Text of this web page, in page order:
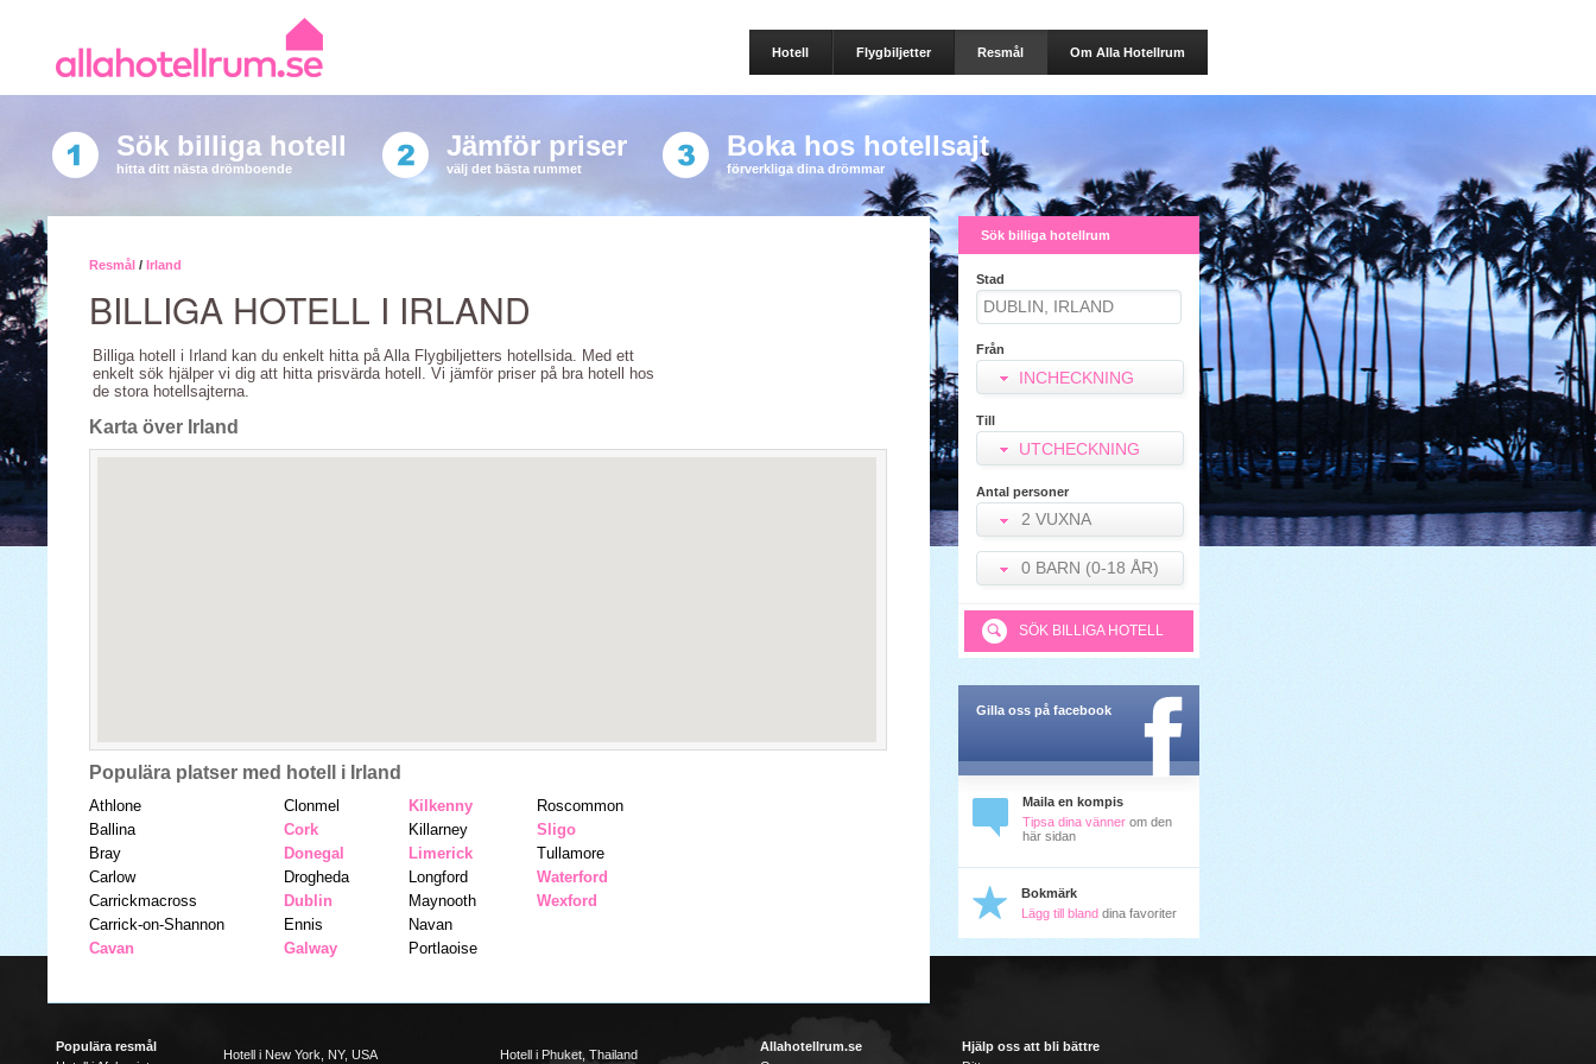
Hotell Flygbiljetter Resmål Om Alla Hotellrum
Sök billiga hotell
hitta ditt nästa drömboende
Jämför priser
välj det bästa rummet
Boka hos hotellsajt
förverkliga dina drömmar
Resmål / Irland
BILLIGA HOTELL I IRLAND
Billiga hotell i Irland kan du enkelt hitta på Alla Flygbiljetters hotellsida. Med ett
enkelt sök hjälper vi dig att hitta prisvärda hotell. Vi jämför priser på bra hotell hos
de stora hotellsajterna.
Karta över Irland
Populära platser med hotell i Irland
Athlone
Ballina
Bray
Carlow
Carrickmacross
Carrick-on-Shannon
Cavan
Clonmel
Cork
Donegal
Drogheda
Dublin
Ennis
Galway
Kilkenny
Killarney
Limerick
Longford
Maynooth
Navan
Portlaoise
Roscommon
Sligo
Tullamore
Waterford
Wexford
Sök billiga hotellrum
Stad
Från
INCHECKNING
Till
UTCHECKNING
Antal personer
2 VUXNA
0 BARN (0-18 ÅR)
SÖK BILLIGA HOTELL
Gilla oss på facebook
Maila en kompis
Tipsa dina vänner om den
här sidan
Bokmärk
Lägg till bland dina favoriter
Populära resmål
Hotell i New York, NY, USA
Hotell i Phuket, Thailand
Allahotellrum.se
Hjälp oss att bli bättre